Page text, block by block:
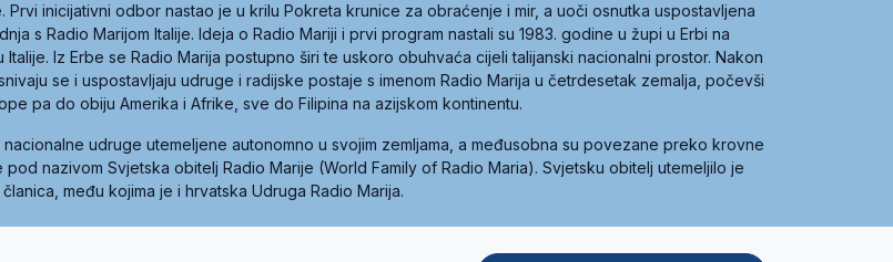
Prvi inicijativni odbor nastao je u krilu Pokreta krunice za obraćenje i mir, a uoči osnutka uspostavljena
s Radio Marijom Italije. Ideja o Radio Mariji i prvi program nastali su 1983. godine u župi u Erbi na
Italije. Iz Erbe se Radio Marija postupno širi te uskoro obuhvaća cijeli talijanski nacionalni prostor. Nakon
se i uspostavljaju udruge i radijske postaje s imenom Radio Marija u četrdesetak zemalja, počevši
pa do obiju Amerika i Afrike, sve do Filipina na azijskom kontinentu.
nacionalne udruge utemeljene autonomno u svojim zemljama, a međusobna su povezane preko krovne
pod nazivom Svjetska obitelj Radio Marije (World Family of Radio Maria). Svjetsku obitelj utemeljilo je
među kojima je i hrvatska Udruga Radio Marija.